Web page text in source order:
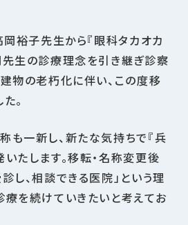
裕子先生から『眼科タカオカ
先生の診療理念を引き継ぎ診察
物の老朽化に伴い、この度移
。
も一新し、新たな気持ちで『兵
たします。移転・名称変更後
し、相談できる医院」という理
療を続けていきたいと考えてお